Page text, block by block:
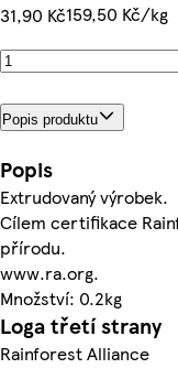
31,90 Kč159,50 Kč/kg
Popis produktu
Popis
Extrudovaný výrobek.
Cílem certifikace
přírodu.
www.ra.org.
Množství: 0.2kg
Loga třetí strany
Rainforest Alliance